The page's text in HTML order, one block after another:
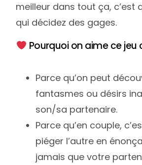
meilleur dans tout ça, c’est
qui décidez des gages.
Pourquoi on aime ce jeu
Parce qu’on peut
fantasmes ou désirs
son/sa partenaire.
Parce qu’en couple,
piéger l’autre en
jamais que votre